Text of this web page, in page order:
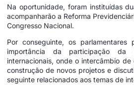
Na oportunidade, foram instituídas
acompanharão a Reforma
Congresso Nacional.
Por conseguinte, os parlamentares
importância da participação da
internacionais, onde o intercâmbio
construção de novos projetos e
seguinte relacionados aos temas de